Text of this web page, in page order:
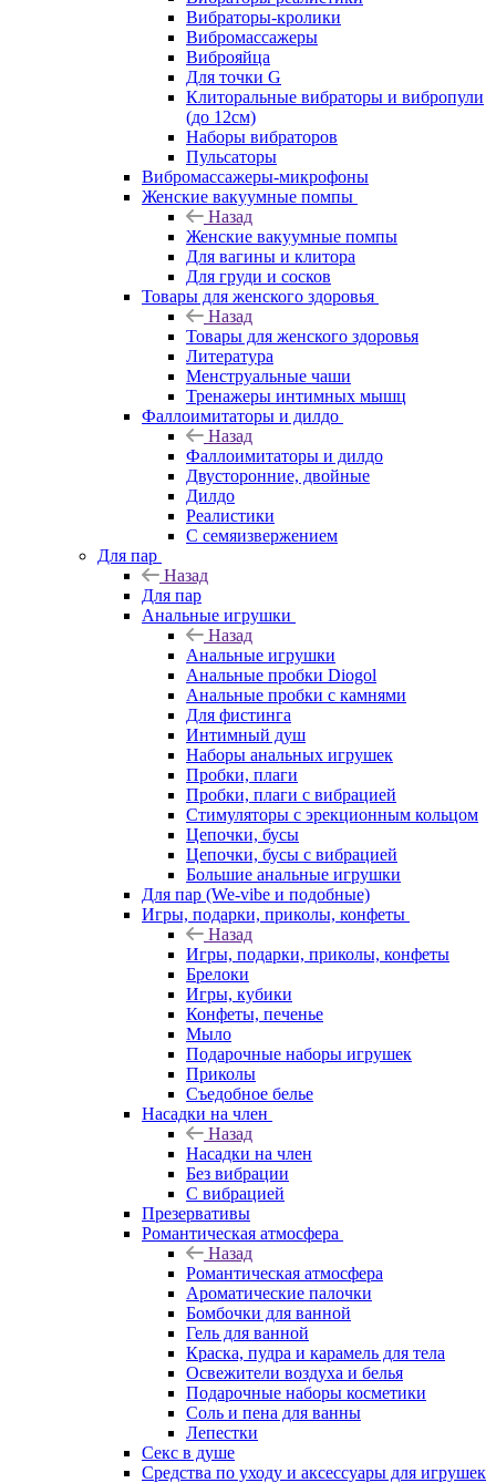
Вибраторы-кролики
Вибромассажеры
Виброяйца
Для точки G
Клиторальные вибраторы и вибропули
(до 12см)
Наборы вибраторов
Пульсаторы
Вибромассажеры-микрофоны
Женские вакуумные помпы
Назад
Женские вакуумные помпы
Для вагины и клитора
Для груди и сосков
Товары для женского здоровья
Назад
Товары для женского здоровья
Литература
Менструальные чаши
Тренажеры интимных мышц
Фаллоимитаторы и дилдо
Назад
Фаллоимитаторы и дилдо
Двусторонние, двойные
Дилдо
Реалистики
С семяизвержением
Для пар
Назад
Для пар
Анальные игрушки
Назад
Анальные игрушки
Анальные пробки Diogol
Анальные пробки с камнями
Для фистинга
Интимный душ
Наборы анальных игрушек
Пробки, плаги
Пробки, плаги с вибрацией
Стимуляторы с эрекционным кольцом
Цепочки, бусы
Цепочки, бусы с вибрацией
Большие анальные игрушки
Для пар (We-vibe и подобные)
Игры, подарки, приколы, конфеты
Назад
Игры, подарки, приколы, конфеты
Брелоки
Игры, кубики
Конфеты, печенье
Мыло
Подарочные наборы игрушек
Приколы
Съедобное белье
Насадки на член
Назад
Насадки на член
Без вибрации
С вибрацией
Презервативы
Романтическая атмосфера
Назад
Романтическая атмосфера
Ароматические палочки
Бомбочки для ванной
Гель для ванной
Краска, пудра и карамель для тела
Освежители воздуха и белья
Подарочные наборы косметики
Соль и пена для ванны
Лепестки
Секс в душе
Средства по уходу и аксессуары для игрушек